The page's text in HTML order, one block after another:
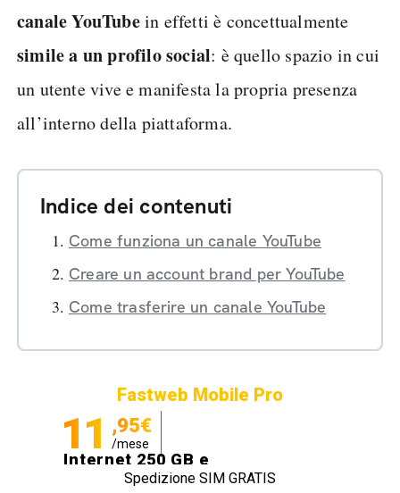
canale YouTubein effetti è concettualmente
simile a un profilo social: è quello spazio in cui
un utente vive e manifesta la propria presenza
all’interno della piattaforma.
Indice dei contenuti
Come funziona un canale YouTube
Creare un account brand per YouTube
Come trasferire un canale YouTube
Fastweb Mobile Pro
11 ,95€
/mese
Internet 250 GB e
Minuti illimitati
Spedizione SIM GRATIS